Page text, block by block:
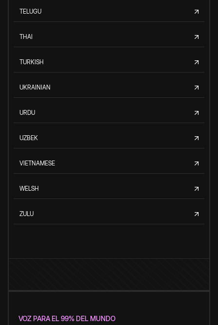
TELUGU
THAI
TURKISH
UKRAINIAN
URDU
UZBEK
VIETNAMESE
WELSH
ZULU
VOZ PARA EL 99% DEL MUNDO